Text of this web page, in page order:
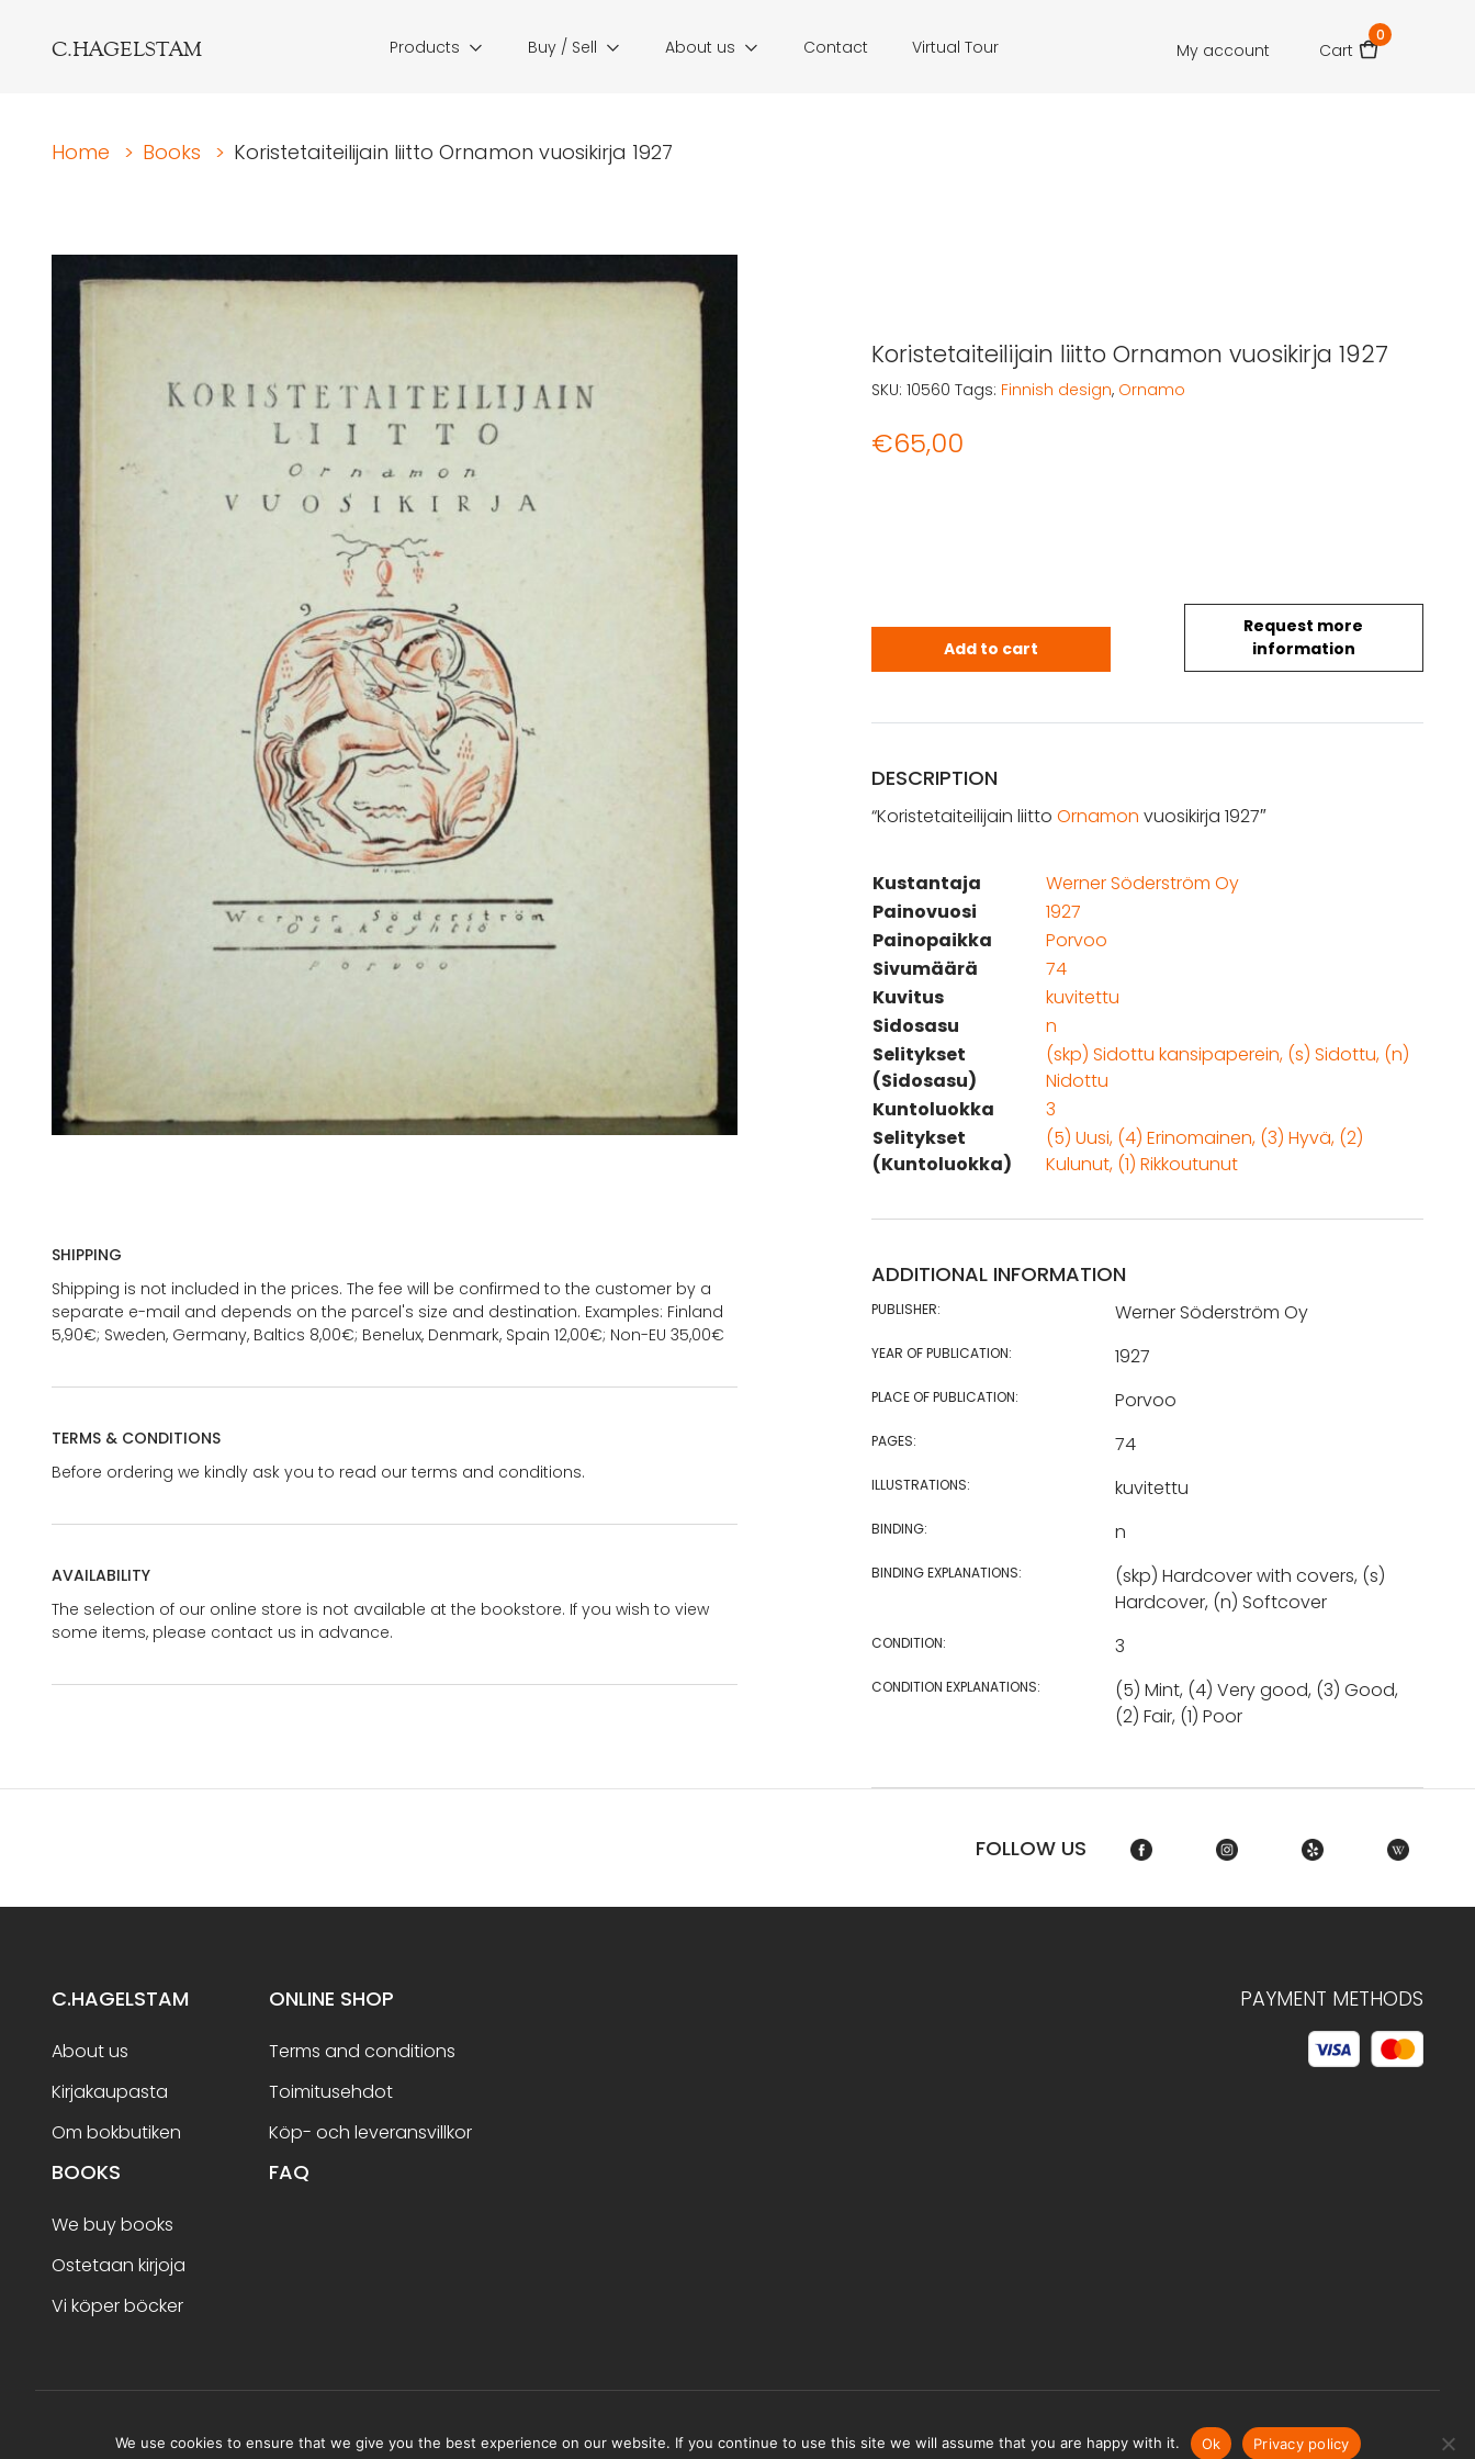
C.HAGELSTAM Products Buy / Sell About us Contact Virtual Tour My account Cart
0
Home > Books > Koristetaiteilijain liitto Ornamon vuosikirja 1927
SHIPPING
Shipping is not included in the prices. The fee will be confirmed to the customer by a
separate e-mail and depends on the parcel's size and destination. Examples: Finland
5,90€; Sweden, Germany, Baltics 8,00€; Benelux, Denmark, Spain 12,00€; Non-EU 35,00€
TERMS & CONDITIONS
Before ordering we kindly ask you to read our terms and conditions.
AVAILABILITY
The selection of our online store is not available at the bookstore. If you wish to view
some items, please contact us in advance.
Koristetaiteilijain liitto Ornamon vuosikirja 1927
€65,00
Request more
information
Koristetaiteilijain liitto Ornamon vuosikirja 1927 quantity
Add to cart
SKU: 10560 Tags: Finnish design, Ornamo
DESCRIPTION
“Koristetaiteilijain liitto Ornamon vuosikirja 1927″
Kustantaja
Werner Söderström Oy
Painovuosi
1927
Painopaikka
Porvoo
Sivumäärä
74
Kuvitus
kuvitettu
Sidosasu
n
Selitykset
(Sidosasu)
(skp) Sidottu kansipaperein, (s) Sidottu, (n)
Nidottu
Kuntoluokka
3
Selitykset
(Kuntoluokka)
(5) Uusi, (4) Erinomainen, (3) Hyvä, (2)
Kulunut, (1) Rikkoutunut
ADDITIONAL INFORMATION
PUBLISHER: Werner Söderström Oy
YEAR OF PUBLICATION: 1927
PLACE OF PUBLICATION: Porvoo
PAGES: 74
ILLUSTRATIONS: kuvitettu
BINDING: n
BINDING EXPLANATIONS:
(skp) Hardcover with covers, (s)
Hardcover, (n) Softcover
CONDITION: 3
CONDITION EXPLANATIONS:
(5) Mint, (4) Very good, (3) Good,
(2) Fair, (1) Poor
FOLLOW US
C.HAGELSTAM
About us
Kirjakaupasta
Om bokbutiken
ONLINE SHOP
Terms and conditions
Toimitusehdot
Köp- och leveransvillkor
BOOKS
We buy books
Ostetaan kirjoja
Vi köper böcker
FAQ
PAYMENT METHODS
© 2026 C.HAGELSTAM
We use cookies to ensure that we give you the best experience on our website. If you continue to use this site we will assume that you are happy with it. Ok Privacy policy